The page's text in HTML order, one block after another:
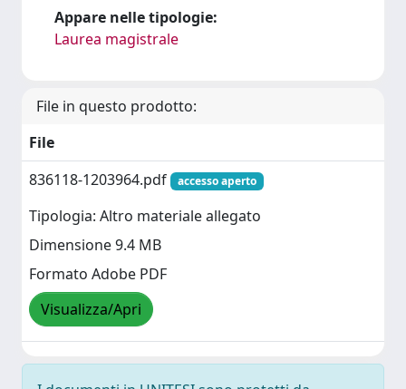
Appare nelle tipologie:
Laurea magistrale
File in questo prodotto:
File
836118-1203964.pdf
accesso aperto
Tipologia: Altro materiale allegato
Dimensione 9.4 MB
Formato Adobe PDF
Visualizza/Apri